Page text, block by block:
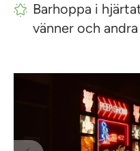
Barhoppa i
vänner och